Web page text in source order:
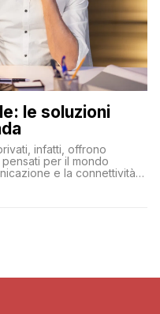
le soluzioni
infatti, offrono
per il mondo
e la connettività